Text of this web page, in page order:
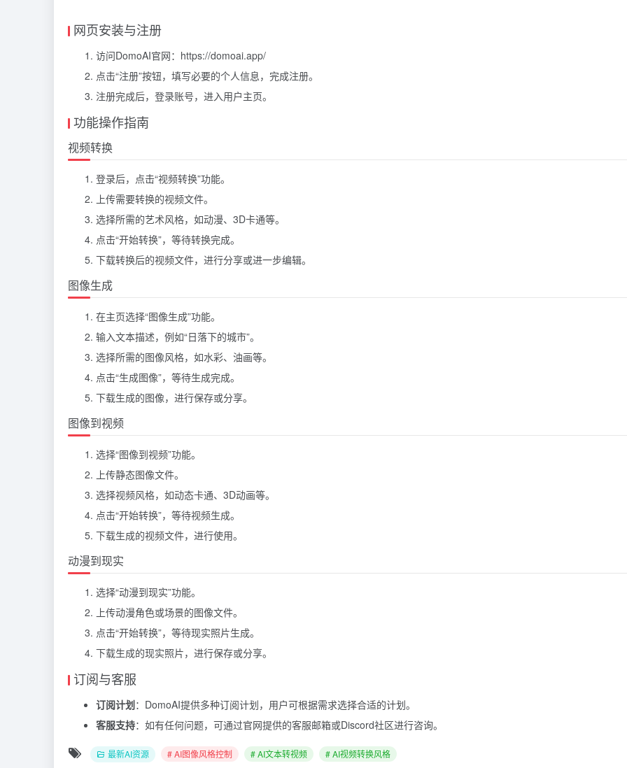
网页安装与注册
访问DomoAI官网：https://domoai.app/
点击“注册”按钮，填写必要的个人信息，完成注册。
注册完成后，登录账号，进入用户主页。
功能操作指南
视频转换
登录后，点击“视频转换”功能。
上传需要转换的视频文件。
选择所需的艺术风格，如动漫、3D卡通等。
点击“开始转换”，等待转换完成。
下载转换后的视频文件，进行分享或进一步编辑。
图像生成
在主页选择“图像生成”功能。
输入文本描述，例如“日落下的城市”。
选择所需的图像风格，如水彩、油画等。
点击“生成图像”，等待生成完成。
下载生成的图像，进行保存或分享。
图像到视频
选择“图像到视频”功能。
上传静态图像文件。
选择视频风格，如动态卡通、3D动画等。
点击“开始转换”，等待视频生成。
下载生成的视频文件，进行使用。
动漫到现实
选择“动漫到现实”功能。
上传动漫角色或场景的图像文件。
点击“开始转换”，等待现实照片生成。
下载生成的现实照片，进行保存或分享。
订阅与客服
订阅计划：DomoAI提供多种订阅计划，用户可根据需求选择合适的计划。
客服支持：如有任何问题，可通过官网提供的客服邮箱或Discord社区进行咨询。
最新AI资源 # AI图像风格控制 # AI文本转视频 # AI视频转换风格